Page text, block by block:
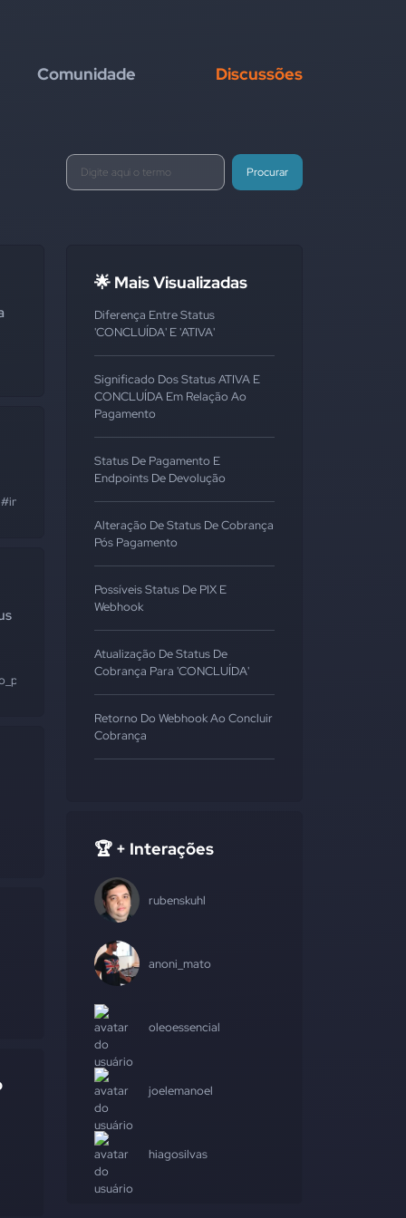
Comunidade Discussões
Procurar
#integração #api
🌟 Mais Visualizadas
Diferença Entre Status
'CONCLUÍDA' E 'ATIVA'
Significado Dos Status ATIVA E
CONCLUÍDA Em Relação Ao
Pagamento
Status De Pagamento E
Endpoints De Devolução
Alteração De Status De Cobrança
Pós Pagamento
Possíveis Status De PIX E
Webhook
Atualização De Status De
Cobrança Para 'CONCLUÍDA'
Retorno Do Webhook Ao Concluir
Cobrança
🏆 + Interações
rubenskuhl
anoni_mato
oleoessencial
joelemanoel
hiagosilvas